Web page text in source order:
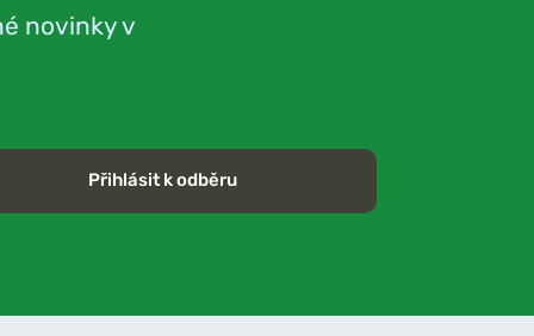
novinky v
Přihlásit k odběru